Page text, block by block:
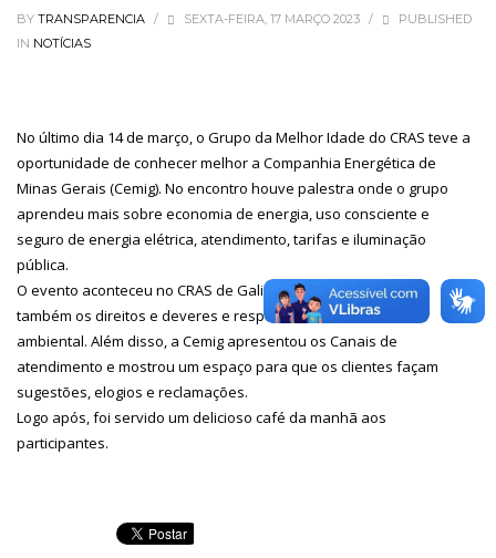
BY TRANSPARENCIA / SEXTA-FEIRA, 17 MARÇO 2023 /
PUBLISHED
IN NOTÍCIAS
No último dia 14 de março, o Grupo da Melhor Idade do CRAS teve a
oportunidade de conhecer melhor a Companhia Energética de
Minas Gerais (Cemig). No encontro houve palestra onde o grupo
aprendeu mais sobre economia de energia, uso consciente e
seguro de energia elétrica, atendimento, tarifas e iluminação
pública.
O evento aconteceu no CRAS de Galiléia e o Grupo conheceu
também os direitos e deveres e responsabilidade social e
ambiental. Além disso, a Cemig apresentou os Canais de
atendimento e mostrou um espaço para que os clientes façam
sugestões, elogios e reclamações.
Logo após, foi servido um delicioso café da manhã aos
participantes.